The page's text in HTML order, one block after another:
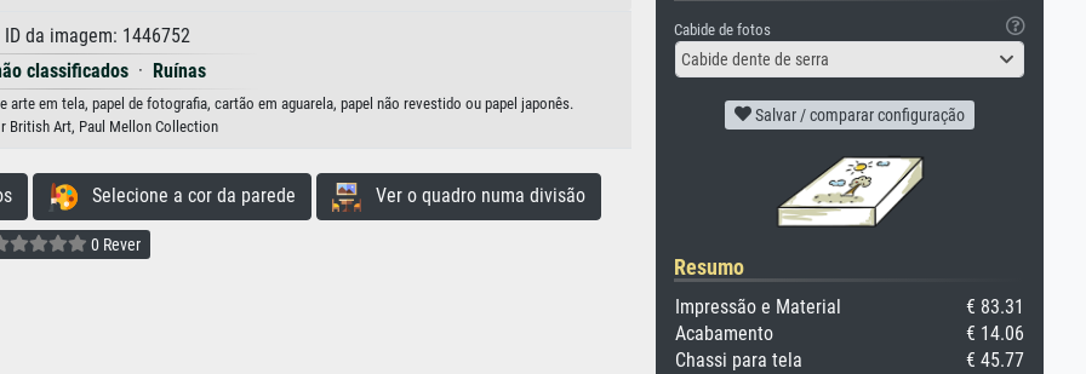
da imagem: 1446752
classificados· Ruínas
arte em tela, papel de fotografia, cartão em aguarela, papel não revestido ou papel japonês.
British Art, Paul Mellon Collection
Selecione a cor da parede Ver o quadro numa divisão
0 Rever
Cabide de fotos
Cabide dente de serra
Salvar / comparar configuração
Resumo
Impressão e Material
€ 83.31
Acabamento
€ 14.06
Chassi para tela
€ 45.77